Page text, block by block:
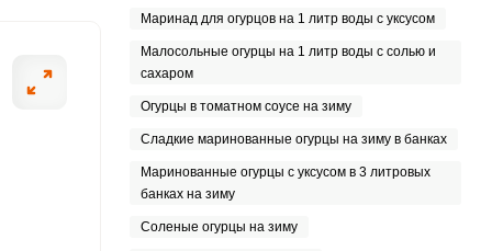
Маринад для огурцов на 1 литр воды с уксусом
Малосольные огурцы на 1 литр воды с солью и
сахаром
Огурцы в томатном соусе на зиму
Сладкие маринованные огурцы на зиму в банках
Маринованные огурцы с уксусом в 3 литровых
банках на зиму
Соленые огурцы на зиму